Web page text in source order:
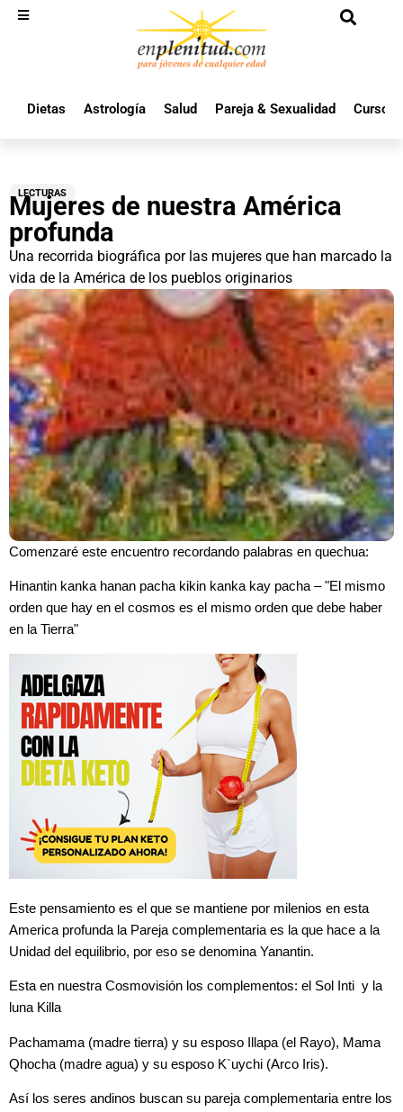
Dietas Astrología Salud Pareja & Sexualidad Cursos
LECTURAS
Mujeres de nuestra América
profunda
Una recorrida biográfica por las mujeres que han marcado la
vida de la América de los pueblos originarios
Comenzaré este encuentro recordando palabras en quechua:
Hinantin kanka hanan pacha kikin kanka kay pacha –"El mismo
orden que hay en el cosmos es el mismo orden que debe haber
en la Tierra"
Este pensamiento es el que se mantiene por milenios en esta
America profunda la Pareja complementaria es la que hace a la
Unidad del equilibrio, por eso se denomina Yanantin.
Esta en nuestra Cosmovisión los complementos: el Sol Inti y la
luna Killa
Pachamama (madre tierra) y su esposo Illapa (el Rayo), Mama
Qhocha (madre agua) y su esposo K`uychi (Arco Iris).
Así los seres andinos buscan su pareja complementaria entre los